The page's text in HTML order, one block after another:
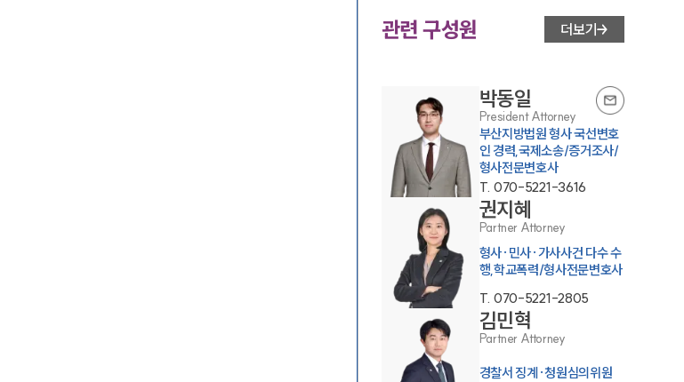
관련 구성원 더보기
박동일
President Attorney
부산지방법원 형사 국선변호
인 경력,국제소송/증거조사/
형사전문변호사
T. 070-5221-3616
권지혜
Partner Attorney
형사·민사·가사사건 다수 수
행,학교폭력/형사전문변호사
T. 070-5221-2805
김민혁
Partner Attorney
경찰서 징계·청원심의위원